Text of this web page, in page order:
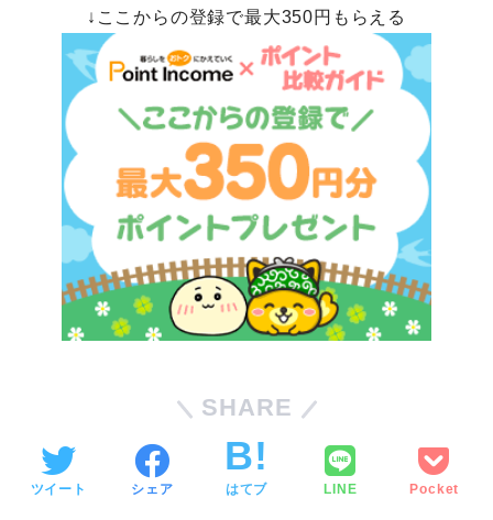
↓ここからの登録で最大350円もらえる
SHARE
ツイート シェア はてブ LINE Pocket